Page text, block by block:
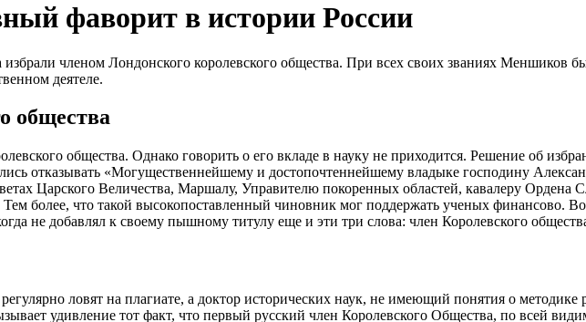
фаворит в истории России
членом Лондонского королевского общества. При всех своих званиях Меншиков
деятеле.
общества
общества. Однако говорить о его вкладе в науку не приходится. Решение об
отказывать «Могущественнейшему и достопочтеннейшему владыке господину
Царского Величества, Маршалу, Управителю покоренных областей, кавалеру
более, что такой высокопоставленный чиновник мог поддержать ученых финансово.
не добавлял к своему пышному титулу еще и эти три слова: член Королевского
ловят на плагиате, а доктор исторических наук, не имеющий понятия о
удивление тот факт, что первый русский член Королевского Общества, по всей